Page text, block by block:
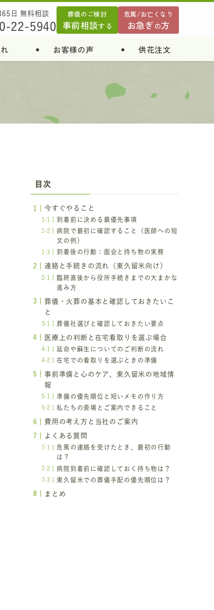
お客様の声 供花注文
日 無料相談
22-5940
葬儀のご検討
事前相談する
危篤/お亡くなり
お急ぎの方
目次
今すぐやること
到着前に決める最優先事項
病院で最初に確認すること（医師への短
文の例）
到着後の行動：面会と持ち物の実務
連絡と手続きの流れ（東久留米向け）
臨終直後から役所手続きまでの大まかな
進み方
葬儀・火葬の基本と確認しておきたいこ
と
葬儀社選びと確認しておきたい要点
医療上の判断と在宅看取りを選ぶ場合
延命や蘇生についてのご判断の流れ
在宅での看取りを選ぶときの準備
事前準備と心のケア、東久留米の地域情
報
準備の優先順位と短いメモの作り方
私たちの斎場とご案内できること
費用の考え方と当社のご案内
よくある質問
危篤の連絡を受けたとき、最初の行動
は？
病院到着前に確認しておく持ち物は？
東久留米での葬儀手配の優先順位は？
まとめ